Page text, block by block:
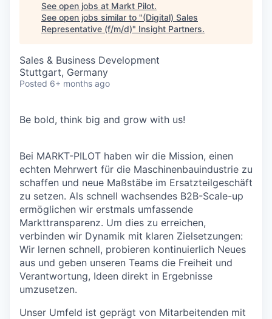
See open jobs at Markt Pilot.
See open jobs similar to "(Digital) Sales
Representative (f/m/d)" Insight Partners.
Sales & Business Development
Stuttgart, Germany
Posted 6+ months ago
Be bold, think big and grow with us!
Bei MARKT-PILOT haben wir die Mission, einen
echten Mehrwert für die Maschinenbauindustrie zu
schaffen und neue Maßstäbe im Ersatzteilgeschäft
zu setzen. Als schnell wachsendes B2B-Scale-up
ermöglichen wir erstmals umfassende
Markttransparenz. Um dies zu erreichen,
verbinden wir Dynamik mit klaren Zielsetzungen:
Wir lernen schnell, probieren kontinuierlich Neues
aus und geben unseren Teams die Freiheit und
Verantwortung, Ideen direkt in Ergebnisse
umzusetzen.
Unser Umfeld ist geprägt von Mitarbeitenden mit